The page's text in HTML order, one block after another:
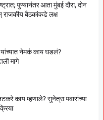
पुण्यानंतर आता मुंबई दौरा, दोन
राजकीय बैठकांकडे लक्ष
नेमकं काय घडलं?
मागे
काय म्हणाले? सुनेत्रा पवारांच्या